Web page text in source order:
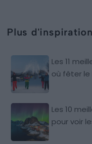
Plus d'inspiration
Les 11
où fêter le
Les 10
pour voir